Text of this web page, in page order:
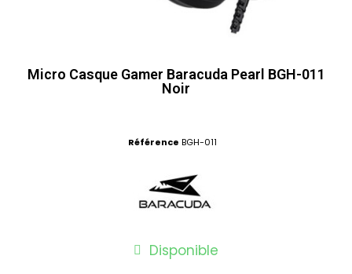
Micro Casque Gamer Baracuda Pearl BGH-011
Noir
Référence BGH-011
Disponible